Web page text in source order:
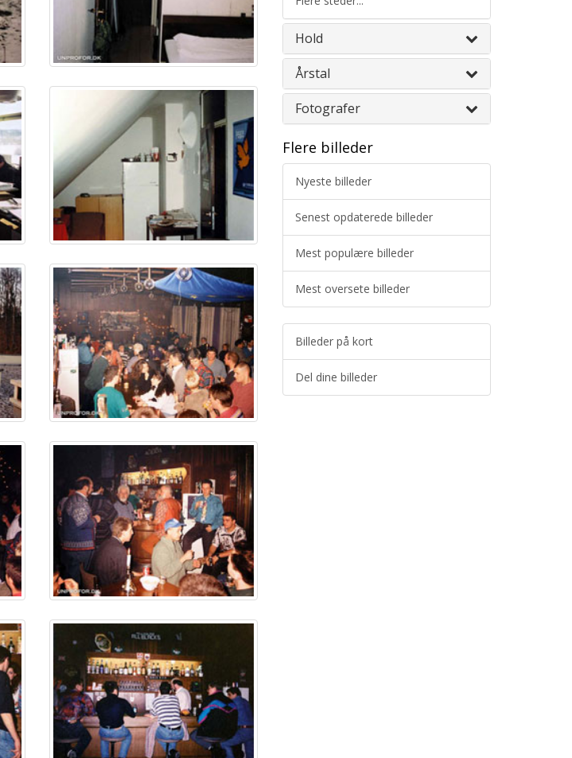
Hold
Årstal
Fotografer
Flere billeder
Nyeste billeder
Senest opdaterede billeder
Mest populære billeder
Mest oversete billeder
Billeder på kort
Del dine billeder